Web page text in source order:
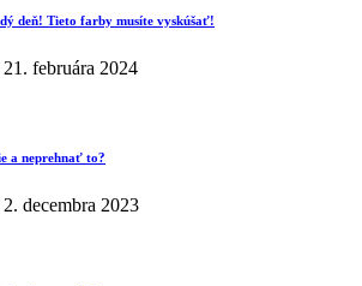
deň! Tieto farby musíte vyskúšať!
21. februára 2024
a neprehnať to?
2. decembra 2023